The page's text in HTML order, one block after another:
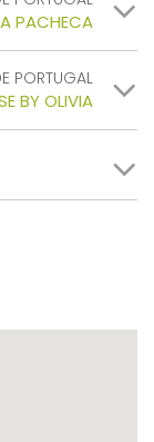
PACHECA
PORTUGAL
BY OLIVIA